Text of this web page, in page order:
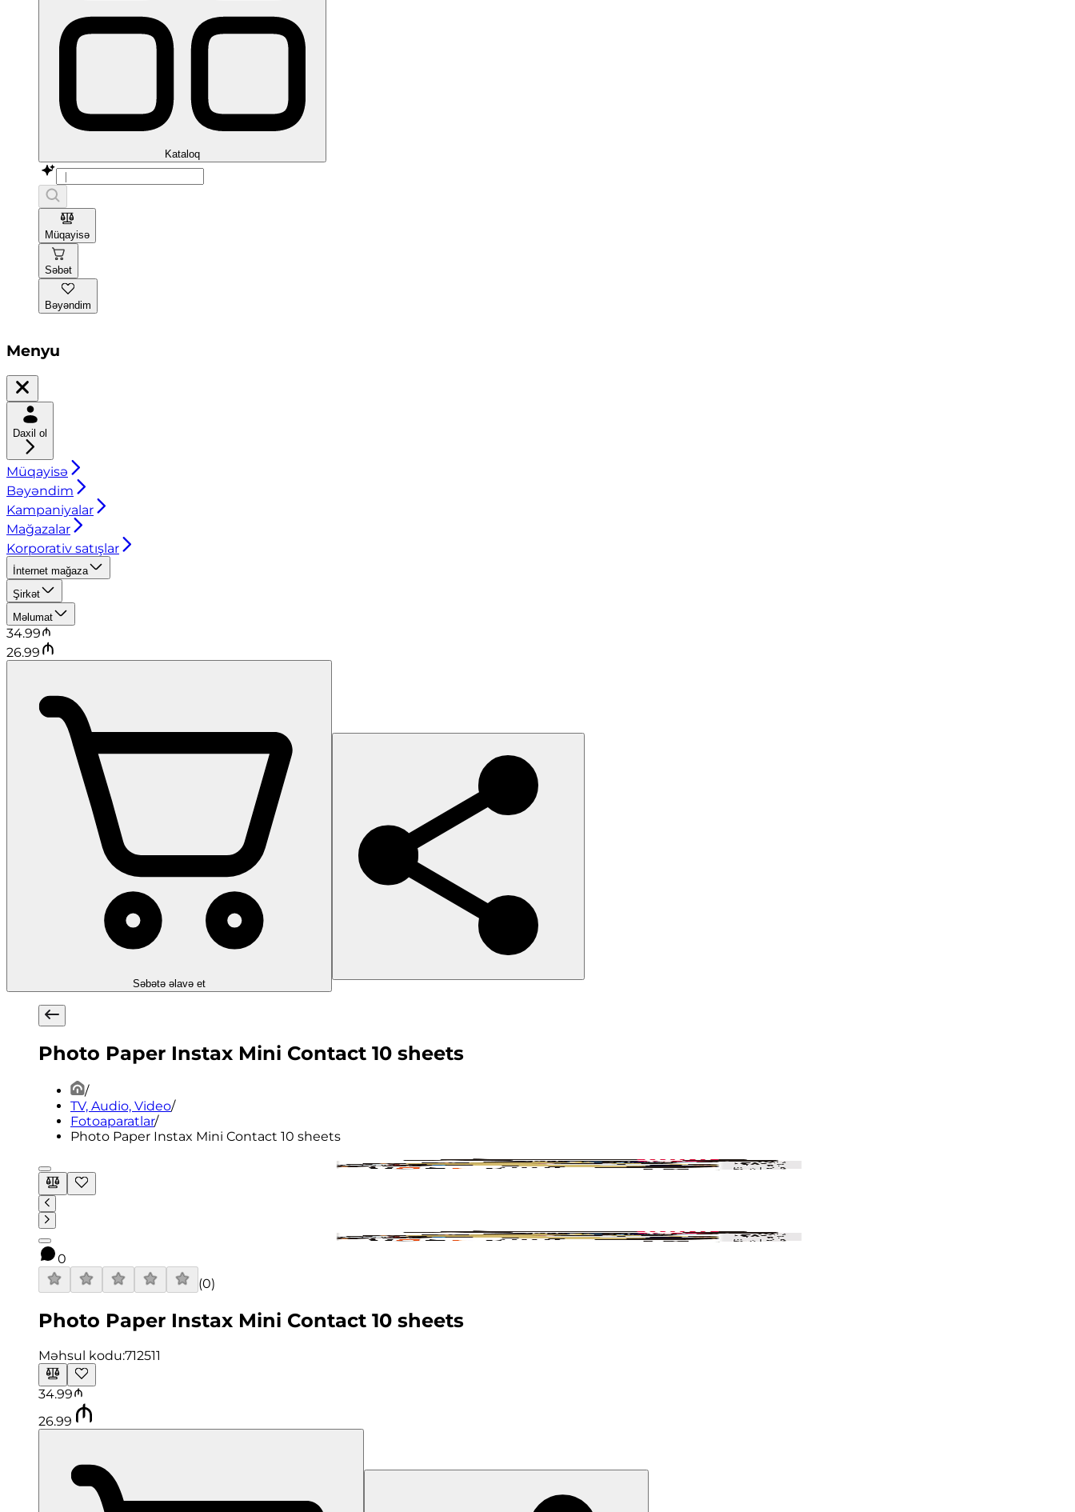
Kataloq
Müqayisə
Səbət
Bəyəndim
Menyu
Daxil ol
Müqayisə
Bəyəndim
Kampaniyalar
Mağazalar
Korporativ satışlar
İnternet mağaza
Şirkət
Məlumat
34.99
26.99
Səbətə əlavə et
Photo Paper Instax Mini Contact 10 sheets
/
TV, Audio, Video/
Fotoaparatlar/
Photo Paper Instax Mini Contact 10 sheets
0
(0)
Photo Paper Instax Mini Contact 10 sheets
Məhsul kodu:712511
34.99
26.99